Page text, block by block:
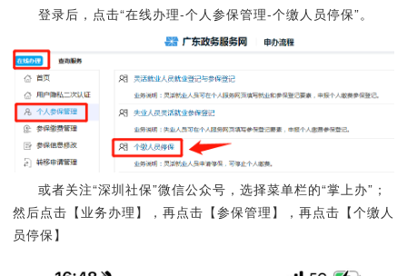
登录后，点击“在线办理-个人参保管理-个缴人员停保”。
或者关注“深圳社保”微信公众号，选择菜单栏的“掌上办”；
然后点击【业务办理】，再点击【参保管理】，再点击【个缴人
员停保】